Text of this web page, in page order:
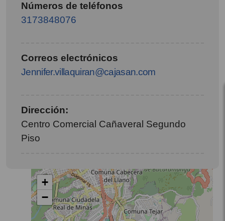
Números de teléfonos
3173848076
Correos electrónicos
Jennifer.villaquiran@cajasan.com
Dirección:
Centro Comercial Cañaveral Segundo
Piso
+
−